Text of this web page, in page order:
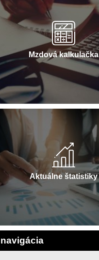
Mzdová kalkulačka
Aktuálne štatistiky